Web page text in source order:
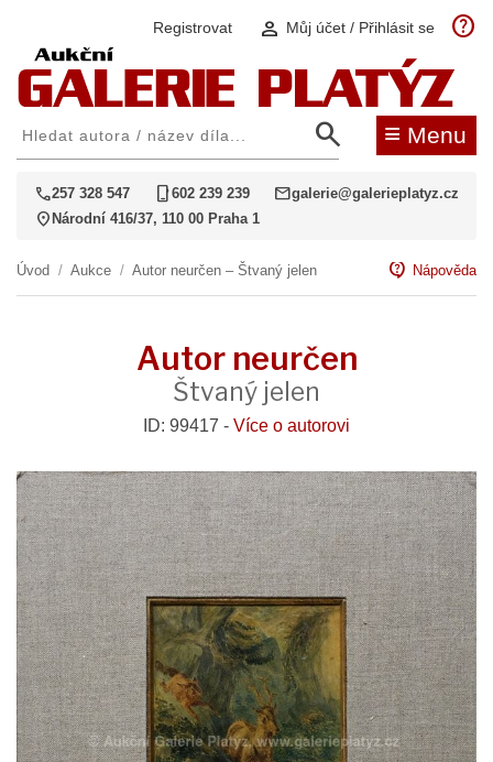
Registrovat person Můj účet / Přihlásit se help
search ≡ Menu
call257 328 547 phone_iphone602 239 239 mailgalerie@galerieplatyz.cz
location_on Národní 416/37, 110 00 Praha 1
Úvod / Aukce / Autor neurčen – Štvaný jelen contact_support Nápověda
Autor neurčen
Štvaný jelen
ID: 99417 - Více o autorovi